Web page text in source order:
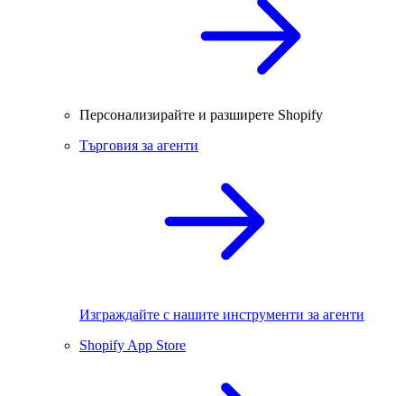
Персонализирайте и разширете Shopify
Търговия за агенти
Изграждайте с нашите инструменти за агенти
Shopify App Store